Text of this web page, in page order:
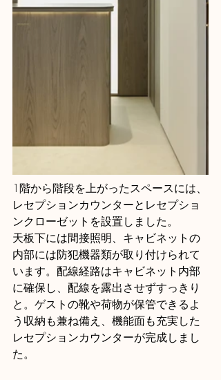
1階から階段を上がったスペースには、
レセプションカウンターとレセプショ
ンクローゼットを設置しました。
天板下には間接照明、キャビネットの
内部には防犯機器類が取り付けられて
います。配線経路はキャビネット内部
に確保し、配線を露出させずすっきり
と。ゲストの靴や荷物が保管できるよ
う収納も兼ね備え、機能面も充実した
レセプションカウンターが完成しまし
た。